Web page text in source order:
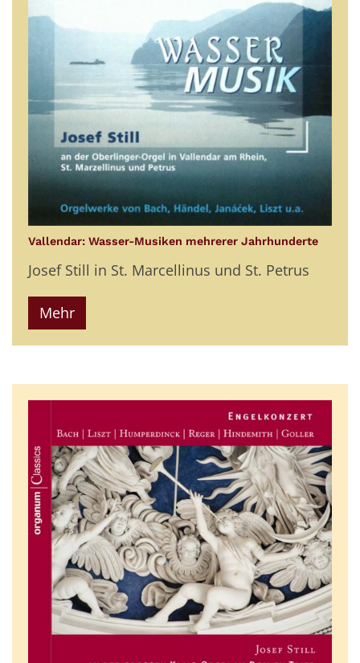
Vallendar: Wasser-Musiken mehrerer Jahrhunderte:
Josef Still in St. Marcellinus und St. Petrus
Mehr